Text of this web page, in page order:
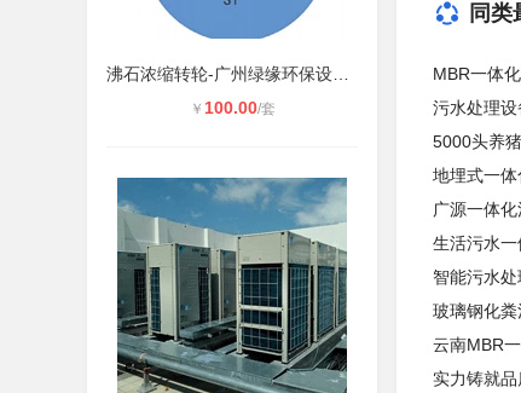
￥ 100.00/套
同类
MBR一体
污水处理
5000头养
地埋式一
广源一体
生活污水
智能污水
玻璃钢化
云南MBR
实力铸就